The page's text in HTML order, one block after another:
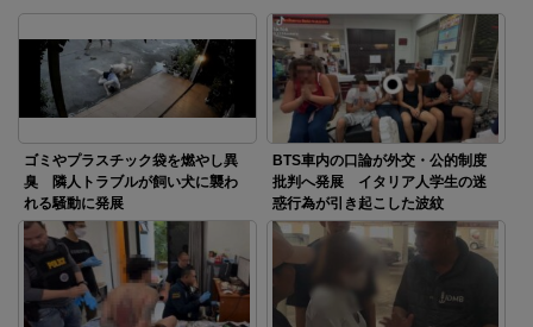
ゴミやプラスチック袋を燃やし異
臭 隣人トラブルが飼い犬に襲わ
れる騒動に発展
BTS車内の口論が外交・公的制度
批判へ発展 イタリア人学生の迷
惑行為が引き起こした波紋